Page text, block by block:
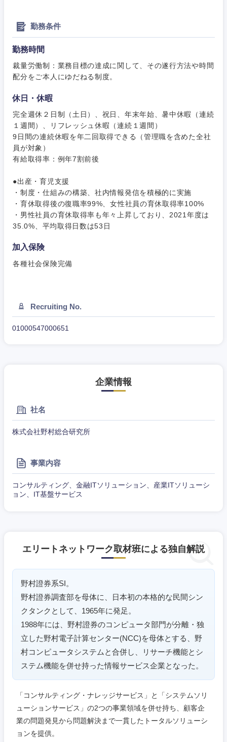
勤務条件
勤務時間
裁量労働制：業務目標の達成に関して、その遂行方法や時間
配分をご本人にゆだねる制度。
休日・休暇
完全週休２日制（土日）、祝日、年末年始、暑中休暇（連続
１週間）、リフレッシュ休暇（連続１週間）
9日間の連続休暇を年二回取得できる（管理職を含めた全社
員が対象）
有給取得率：例年7割前後
●出産・育児支援
・制度・仕組みの構築、社内情報発信を積極的に実施
・育休取得後の復職率99%、女性社員の育休取得率100%
・男性社員の育休取得率も年々上昇しており、2021年度は
35.0%、平均取得日数は53日
加入保険
各種社会保険完備
Recruiting No.
01000547000651
企業情報
社名
株式会社野村総合研究所
事業内容
コンサルティング、金融ITソリューション、産業ITソリューシ
ョン、IT基盤サービス
エリートネットワーク取材班による独自解説
野村證券系SI。
野村證券調査部を母体に、日本初の本格的な民間シン
クタンクとして、1965年に発足。
1988年には、野村證券のコンピュータ部門が分離・独
立した野村電子計算センター(NCC)を母体とする、野
村コンピュータシステムと合併し、リサーチ機能とシ
ステム機能を併せ持った情報サービス企業となった。
「コンサルティング・ナレッジサービス」と「システムソリ
ューションサービス」の2つの事業領域を併せ持ち、顧客企
業の問題発見から問題解決まで一貫したトータルソリューシ
ョンを提供。
近畿地方
滋賀県
奈良県
中国・四国地方
鳥取県